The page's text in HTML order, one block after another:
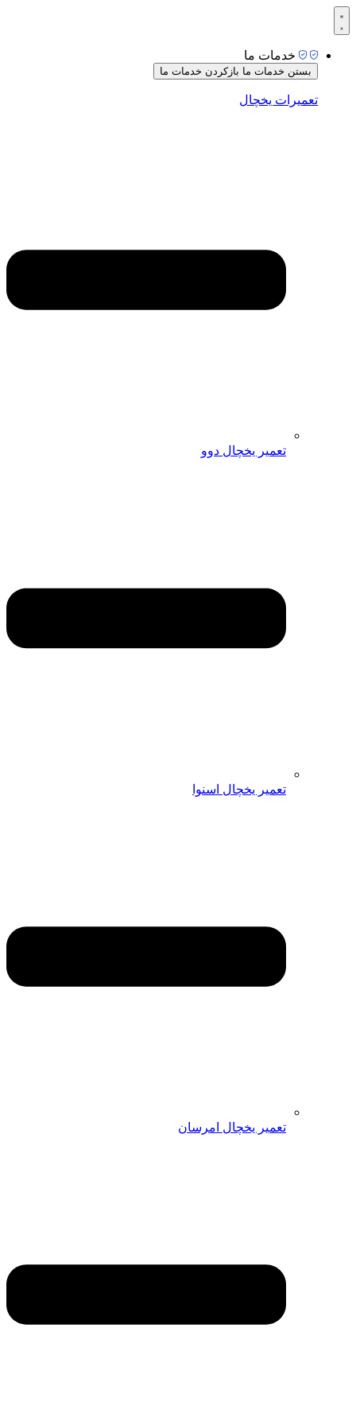
پرش
خدمات ما
بستن خدمات ما بازکردن خدمات ما
تعمیرات یخچال
تعمیر یخچال دوو
تعمیر یخچال اسنوا
تعمیر یخچال امرسان